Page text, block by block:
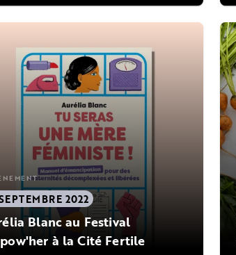
2022
Blanc au Festival
à la Cité Fertile